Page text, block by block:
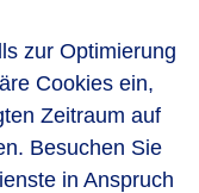
zur Optimierung
Cookies ein,
Zeitraum auf
Besuchen Sie
in Anspruch